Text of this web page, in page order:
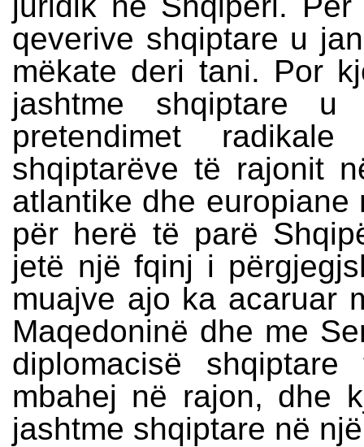
qeverive shqiptare u
mëkate deri tani. Por
jashtme shqiptare
pretendimet
shqiptarëve të rajonit
atlantike dhe
për herë të parë
jetë një fqinj i
muajve ajo ka acaruar
Maqedoninë dhe me
diplomacisë
mbahej në rajon, dhe
jashtme shqiptare në